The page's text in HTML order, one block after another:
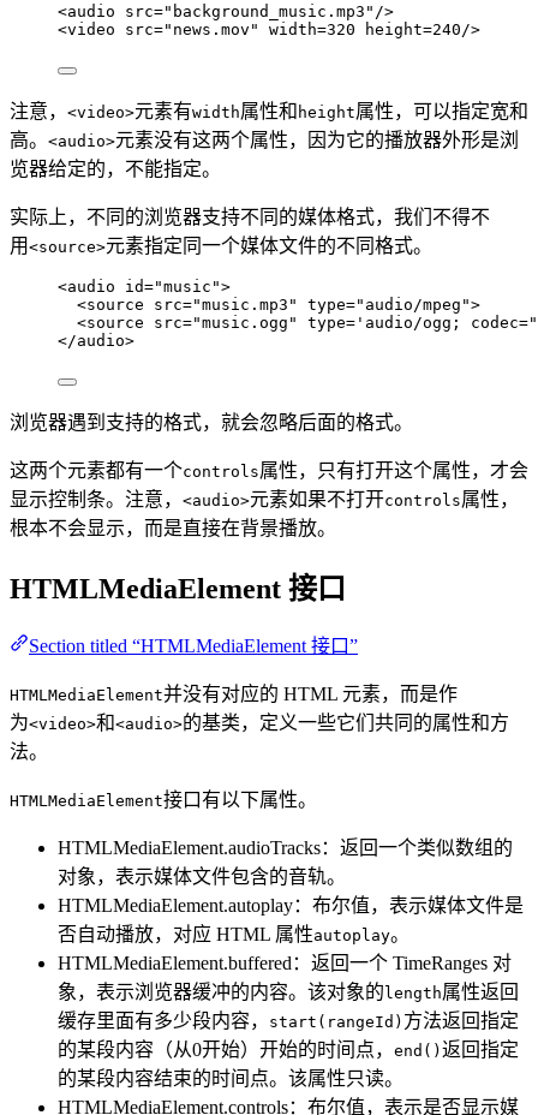
<audio src=" background_music.mp3 " />
<video src=" news.mov " width=320 height=240 />
注意， <video>元素有width属性和 height属性，可以指定宽和
高。 <audio>元素没有这两个属性，因为它的播放器外形是浏
览器给定的，不能指定。
实际上，不同的浏览器支持不同的媒体格式，我们不得不
用 <source>元素指定同一个媒体文件的不同格式。
<audio id="music ">
<source src="music.mp3 " type=" audio/mpeg ">
<source src="music.ogg " type= ' audio/ogg;
</audio>
浏览器遇到支持的格式，就会忽略后面的格式。
这两个元素都有一个controls属性，只有打开这个属性，才会
显示控制条。注意， <audio>元素如果不打开controls属性，
根本不会显示，而是直接在背景播放。
HTMLMediaElement 接口
Section titled “HTMLMediaElement 接口”
HTMLMediaElement并没有对应的 HTML 元素，而是作
为<video>和<audio>的基类，定义一些它们共同的属性和方
法。
HTMLMediaElement接口有以下属性。
HTMLMediaElement.audioTracks：返回一个类似数组的
对象，表示媒体文件包含的音轨。
HTMLMediaElement.autoplay：布尔值，表示媒体文件是
否自动播放，对应 HTML 属性autoplay。
HTMLMediaElement.buffered：返回一个 TimeRanges 对
象，表示浏览器缓冲的内容。该对象的 length属性返回
缓存里面有多少段内容，
start(rangeId) 方法返回指定
的某段内容（从0开始）开始的时间点， end() 返回指定
的某段内容结束的时间点。该属性只读。
HTMLMediaElement.controls：布尔值，表示是否显示媒